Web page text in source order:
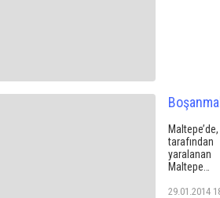
yaralanan
Maltepe…
29.01.2014